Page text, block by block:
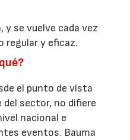
y se vuelve cada vez
regular y eficaz.
el punto de vista
sector, no difiere
nacional e
eventos. Bauma